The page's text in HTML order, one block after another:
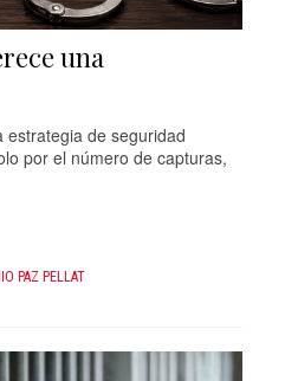
una
estrategia de seguridad
por el número de capturas,
PAZ PELLAT